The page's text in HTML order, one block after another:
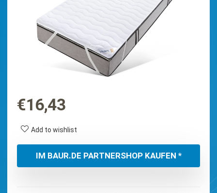
€16,43
Add to wishlist
IM BAUR.DE PARTNERSHOP KAUFEN *